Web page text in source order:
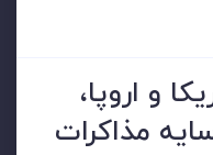
و اروپا،
مذاکرات